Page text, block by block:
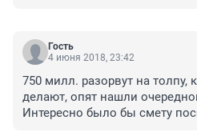
Гость
4 июня 2018, 23:42
750 милл. разорвут на толпу,
делают, опят нашли
Интересно было бы смету